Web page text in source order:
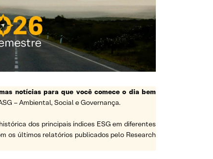
notícias para que você comece o dia bem
– Ambiental, Social e Governança.
dos principais índices ESG em diferentes
os últimos relatórios publicados pelo Research